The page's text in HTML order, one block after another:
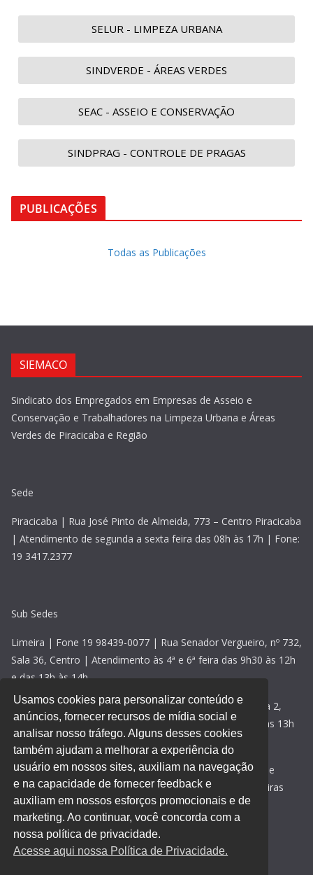
SELUR - LIMPEZA URBANA
SINDVERDE - ÁREAS VERDES
SEAC - ASSEIO E CONSERVAÇÃO
SINDPRAG - CONTROLE DE PRAGAS
PUBLICAÇÕES
Todas as Publicações
SIEMACO
Sindicato dos Empregados em Empresas de Asseio e
Conservação e Trabalhadores na Limpeza Urbana e Áreas
Verdes de Piracicaba e Região
Sede
Piracicaba | Rua José Pinto de Almeida, 773 – Centro Piracicaba
| Atendimento de segunda a sexta feira das 08h às 17h | Fone:
19 3417.2377
Sub Sedes
Limeira | Fone 19 98439-0077 | Rua Senador Vergueiro, nº 732,
Sala 36, Centro | Atendimento às 4ª e 6ª feira das 9h30 às 12h
e das 13h às 14h
Rio Claro | Fone 19 98439-0077 | Avenida 2, nº 118, sala 2,
Centro | Atendimento às 5ª feiras das 09h30 às 12h e das 13h
às 14h30
Santa Bárbara d’Oeste | Fone 19 98439-0077 | Rua 15 de
novembro, nº 469, sala 2, Centro | Atendimento às 3ª feiras
das 9h30 às 12h e das 13h às 15h
Acesse aqui nossa política de privacidade
Usamos cookies para personalizar conteúdo e
anúncios, fornecer recursos de mídia social e
analisar nosso tráfego. Alguns desses cookies
também ajudam a melhorar a experiência do
usuário em nossos sites, auxiliam na navegação
e na capacidade de fornecer feedback e
auxiliam em nossos esforços promocionais e de
marketing. Ao continuar, você concorda com a
nossa política de privacidade.
Acesse aqui nossa Política de Privacidade.